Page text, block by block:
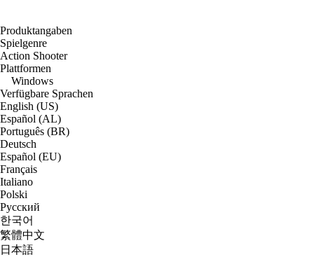
Produktangaben
Spielgenre
Action Shooter
Plattformen
Windows
Verfügbare Sprachen
English (US)
Español (AL)
Português (BR)
Deutsch
Español (EU)
Français
Italiano
Polski
Русский
한국어
繁體中文
日本語